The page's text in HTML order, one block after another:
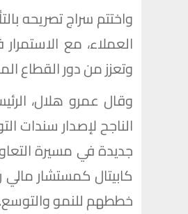
واختتم سراج تصريحه
العملاء، مع
وتعزز من دور القطاع
الناجح لإصدار سندات
جديدة في مسيرة
كابيتال كمستشار مالي
خططهم للنمو والتوسع.